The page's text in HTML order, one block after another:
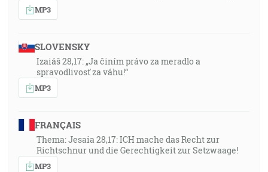
MP3
SLOVENSKY
Izaiáš 28,17: „Ja činím právo za meradlo a
spravodlivosť za váhu!“
MP3
FRANÇAIS
Thema: Jesaia 28,17: ICH mache das Recht zur
Richtschnur und die Gerechtigkeit zur Setzwaage!
MP3